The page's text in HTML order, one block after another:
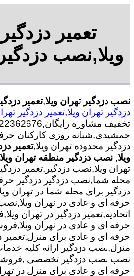
تعمیر
ویلا,نصب
نصب دزدگیر تهران ویلا,تعمیر
دزدگیر تهران ویلا,تعمیر دزدگیر
جمشیدی,شبانه روزی کارکنان
دزدگیر محدوده تهران ویلا,تعمیر
ویلا, نصب دزدگیر منطقه تهران ویلا
تهران ویلا,نصب دزدگیر,تعمیر
محله شما,نصب دزدگیر دزدگیر
دزدگیر برای محله شما در تهران
حرفه ای و عادی در تهران ویلا,نصب
اتحادیه,تعمیر دزدگیر در تهران
حرفه ای و عادی در تهران
حرفه ای و عادی برای منزل,تعمیر
منزل,نصب دزدگیر ارائه کلیه
نصب نصب دزدگیر تخصصی
حرفه ای و عادی برای منزل در